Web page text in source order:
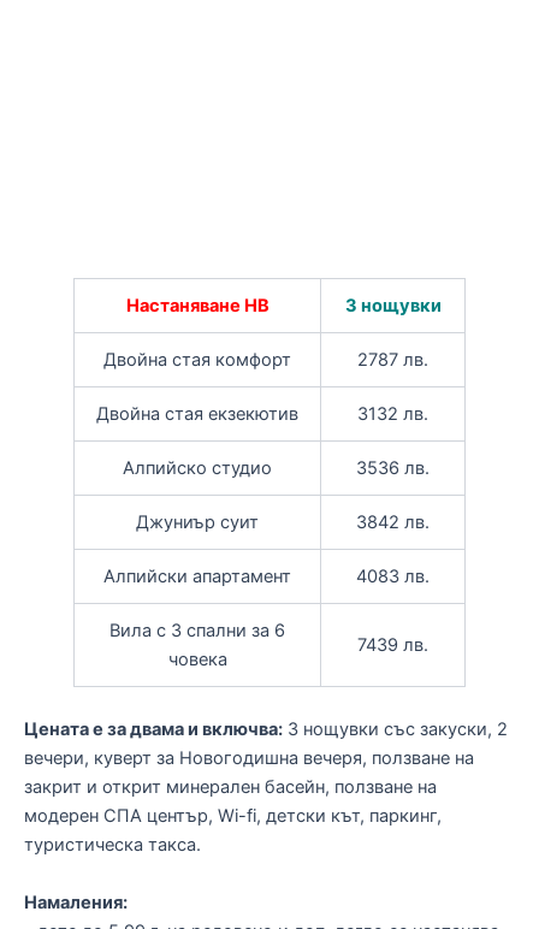
Настаняване HB 3 нощувки
Двойна стая комфорт 2787 лв.
Двойна стая екзекютив 3132 лв.
Алпийско студио 3536 лв.
Джуниър суит 3842 лв.
Алпийски апартамент 4083 лв.
Вила с 3 спални за 6
човека
7439 лв.
Цената е за двама и включва: 3 нощувки със закуски, 2
вечери, куверт за Новогодишна вечеря, ползване на
закрит и открит минерален басейн, ползване на
модерен СПА център, Wi-fi, детски кът, паркинг,
туристическа такса.
Намаления: